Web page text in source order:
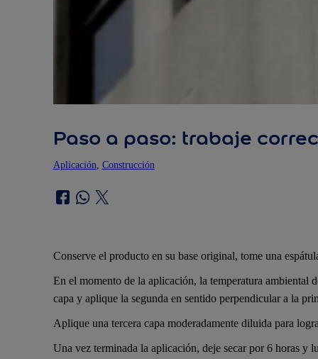
Paso a paso: trabaje
Aplicación Construcción
Conserve el producto en su base original, tome una
En el momento de la aplicación, la temperatura ambiental
capa y aplique la segunda en sentido perpendicular a la
Aplique una tercera capa moderadamente diluida para
Una vez terminada la aplicación, deje secar por 6 horas y